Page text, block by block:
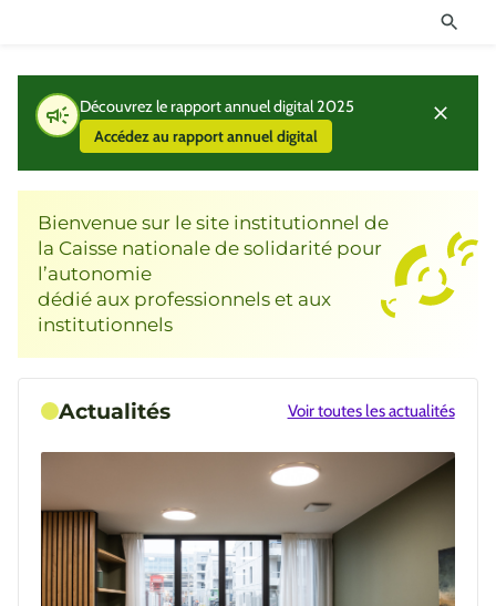
Découvrez le rapport annuel digital 2025
Accédez au rapport annuel digital
Bienvenue sur le site institutionnel de
la Caisse nationale de solidarité pour
l’autonomie
dédié aux professionnels et aux
institutionnels
Actualités Voir toutes les actualités